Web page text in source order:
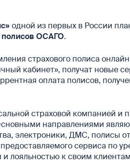
одной из первых в России
полисов ОСАГО.
страхового полиса
кабинет», получат новые
оплата полисов,
страховой компанией и
направлениями
электроники, ДМС, полисы
сервиса по
лояльностью к своим